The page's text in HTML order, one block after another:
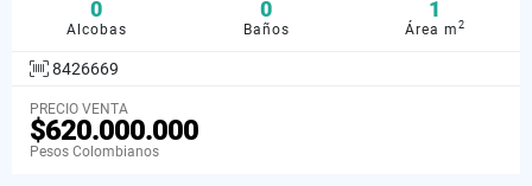
0
Alcobas
0
Baños
1
Área m2
8426669
PRECIO VENTA
$620.000.000
Pesos Colombianos